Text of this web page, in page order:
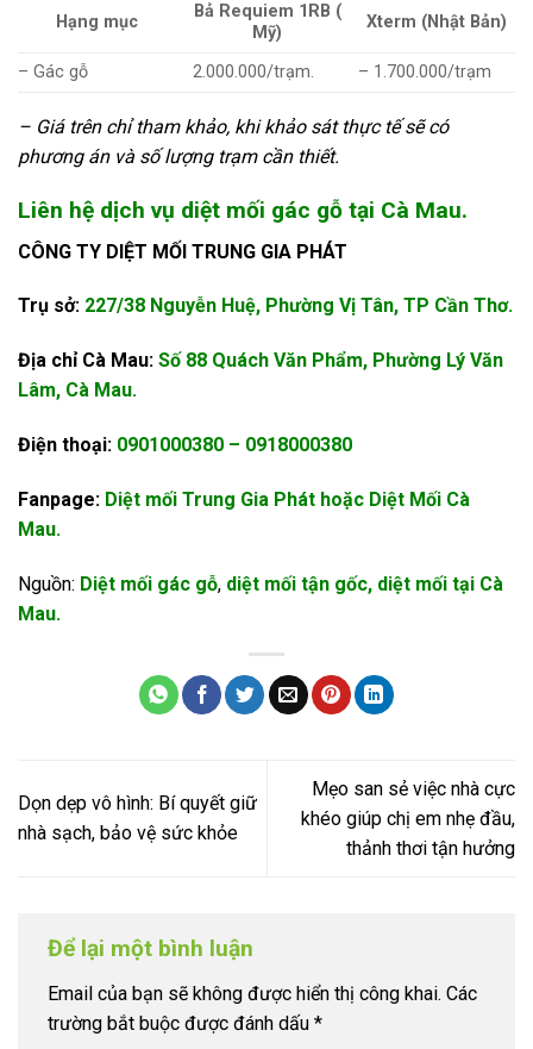
Hạng mục
Bả Requiem 1RB (
Mỹ)
Xterm (Nhật Bản)
– Gác gỗ 2.000.000/trạm. – 1.700.000/trạm
– Giá trên chỉ tham khảo, khi khảo sát thực tế sẽ có
phương án và số lượng trạm cần thiết.
Liên hệ dịch vụ diệt mối gác gỗ tại Cà Mau.
CÔNG TY DIỆT MỐI TRUNG GIA PHÁT
Trụ sở: 227/38 Nguyễn Huệ, Phường Vị Tân, TP Cần Thơ.
Địa chỉ Cà Mau: Số 88 Quách Văn Phẩm, Phường Lý Văn
Lâm, Cà Mau.
Điện thoại: 0901000380 – 0918000380
Fanpage: Diệt mối Trung Gia Phát hoặc Diệt Mối Cà
Mau.
Nguồn: Diệt mối gác gỗ, diệt mối tận gốc, diệt mối tại Cà
Mau.
Dọn dẹp vô hình: Bí quyết giữ
nhà sạch, bảo vệ sức khỏe
Mẹo san sẻ việc nhà cực
khéo giúp chị em nhẹ đầu,
thảnh thơi tận hưởng
Để lại một bình luận
Email của bạn sẽ không được hiển thị công khai. Các
trường bắt buộc được đánh dấu *